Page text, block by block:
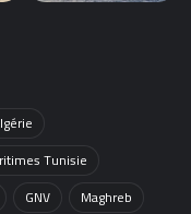
Tunisie
GNV
Maghreb